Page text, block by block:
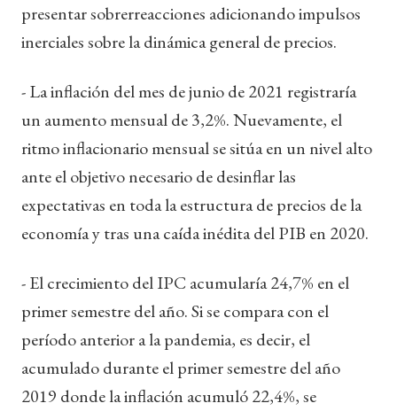
presentar sobrerreacciones adicionando impulsos
inerciales sobre la dinámica general de precios.
- La inflación del mes de junio de 2021 registraría
un aumento mensual de 3,2%. Nuevamente, el
ritmo inflacionario mensual se sitúa en un nivel alto
ante el objetivo necesario de desinflar las
expectativas en toda la estructura de precios de la
economía y tras una caída inédita del PIB en 2020.
- El crecimiento del IPC acumularía 24,7% en el
primer semestre del año. Si se compara con el
período anterior a la pandemia, es decir, el
acumulado durante el primer semestre del año
2019 donde la inflación acumuló 22,4%, se